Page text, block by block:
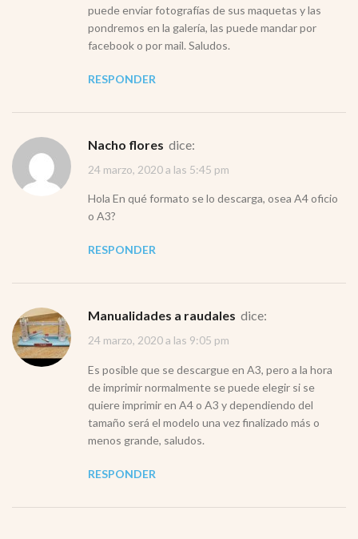
puede enviar fotografías de sus maquetas y las
pondremos en la galería, las puede mandar por
facebook o por mail. Saludos.
RESPONDER
Nacho flores dice:
24 marzo, 2020 a las 5:45 pm
Hola En qué formato se lo descarga, osea A4 oficio
o A3?
RESPONDER
Manualidades a raudales dice:
24 marzo, 2020 a las 9:05 pm
Es posible que se descargue en A3, pero a la hora
de imprimir normalmente se puede elegir si se
quiere imprimir en A4 o A3 y dependiendo del
tamaño será el modelo una vez finalizado más o
menos grande, saludos.
RESPONDER